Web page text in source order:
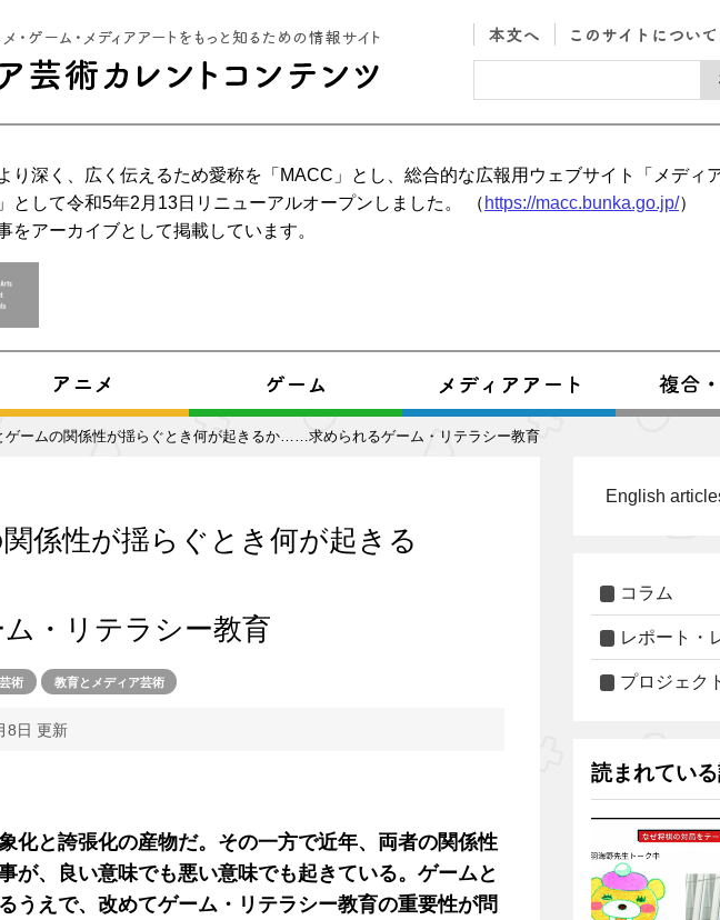
り深く、広く伝えるため愛称を「MACC」とし、総合的な広報用ウェブサイト「メディ
として令和5年2月13日リニューアルオープンしました。 （ https://macc.bunka.go.jp/）
をアーカイブとして掲載しています。
ームの関係性が揺らぐとき何が起きるか……求められるゲーム・リテラシー教育
係性が揺らぐとき何が起きる
・リテラシー教育
術 教育とメディア芸術
8日 更新
化と誇張化の産物だ。その一方で近年、両者の関係性
が、良い意味でも悪い意味でも起きている。ゲームと
うえで、改めてゲーム・リテラシー教育の重要性が問
English
コラム
レポート・
プロジェク
読まれてい